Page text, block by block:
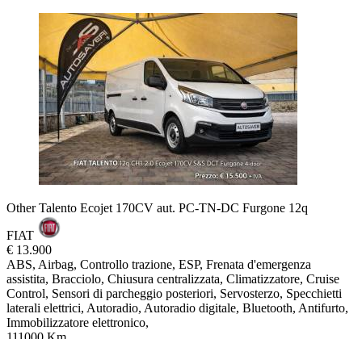
Other Talento Ecojet 170CV aut. PC-TN-DC Furgone 12q
FIAT
€ 13.900
ABS, Airbag, Controllo trazione, ESP, Frenata d'emergenza
assistita, Bracciolo, Chiusura centralizzata, Climatizzatore, Cruise
Control, Sensori di parcheggio posteriori, Servosterzo, Specchietti
laterali elettrici, Autoradio, Autoradio digitale, Bluetooth, Antifurto,
Immobilizzatore elettronico,